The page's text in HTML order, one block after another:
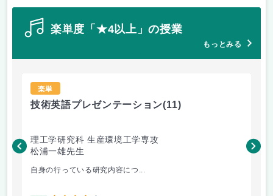
楽単度「★4以上」の授業
もっとみる
楽単
技術英語プレゼンテーション(11)
理工学研究科 生産環境工学専攻
松浦一雄先生
自身の行っている研究内容につ...
黄